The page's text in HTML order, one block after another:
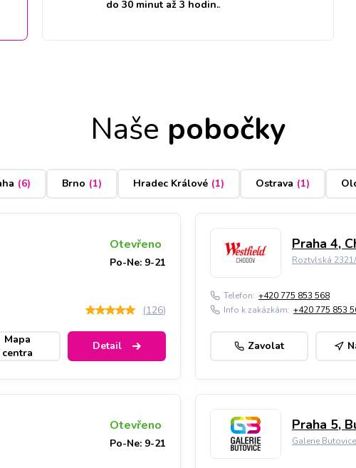
do 30 minut až 3 hodin..
Naše pobočky
(6) Brno (1) Hradec Králové (1) Ostrava (1)
Otevřeno
Po-Ne: 9-21
(126)
Mapa
centra
Detail
Praha 4,
Roztylská
Telefon: +420 775 853 568
Info k zakázkám: +420 775 853
Zavolat
Otevřeno
Po-Ne: 9-21
Praha 5,
Galerie